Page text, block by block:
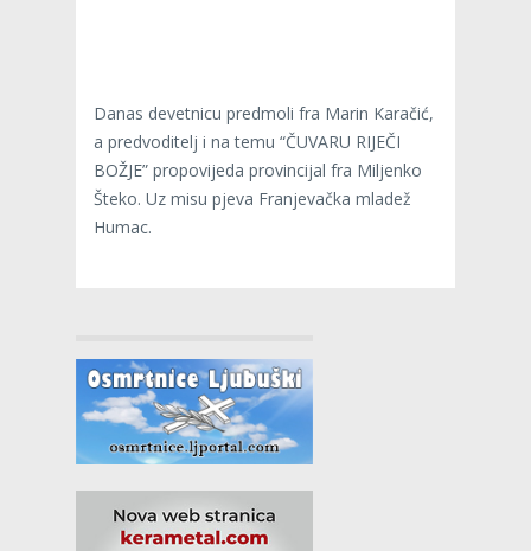
Danas devetnicu predmoli fra Marin Karačić,
a predvoditelj i na temu “ČUVARU RIJEČI
BOŽJE” propovijeda provincijal fra Miljenko
Šteko. Uz misu pjeva Franjevačka mladež
Humac.